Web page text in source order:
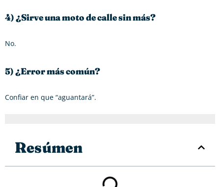
4) ¿Sirve una moto de calle sin más?
No.
5) ¿Error más común?
Confiar en que “aguantará”.
Resúmen